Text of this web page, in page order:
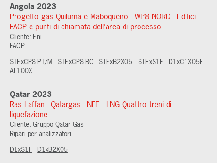
Angola 2023
Progetto gas Quiluma e Maboqueiro - WP8 NORD - Edifici
FACP e punti di chiamata dell'area di processo
Cliente: Eni
FACP
STExCP8-PT/M
STExCP8-BG STExB2X05 STExS1F
D1xC1X05F
AL100X
Qatar 2023
Ras Laffan - Qatargas - NFE - LNG Quattro treni di
liquefazione
Cliente: Gruppo Qatar Gas
Ripari per analizzatori
D1xS1F
D1xB2X05